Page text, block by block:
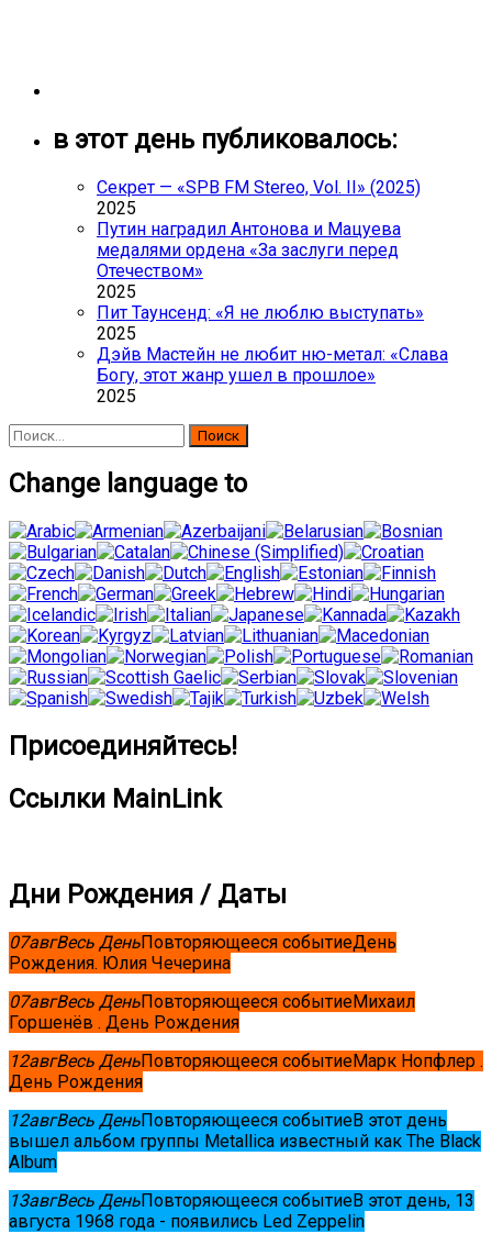
в этот день публиковалось:
Секрет — «SPB FM Stereo, Vol. II» (2025)
2025
Путин наградил Антонова и Мацуева
медалями ордена «За заслуги перед
Отечеством»
2025
Пит Таунсенд: «Я не люблю выступать»
2025
Дэйв Мастейн не любит ню-метал: «Слава
Богу, этот жанр ушел в прошлое»
2025
Найти:
Change language to
Присоединяйтесь!
Ссылки MainLink
Дни Рождения / Даты
07авгВесь ДеньПовторяющееся событиеДень
Рождения. Юлия Чечерина
07авгВесь ДеньПовторяющееся событиеМихаил
Горшенёв . День Рождения
12авгВесь ДеньПовторяющееся событиеМарк Нопфлер .
День Рождения
12авгВесь ДеньПовторяющееся событиеВ этот день
вышел альбом группы Metallica известный как The Black
Album
13авгВесь ДеньПовторяющееся событиеВ этот день, 13
августа 1968 года - появились Led Zeppelin